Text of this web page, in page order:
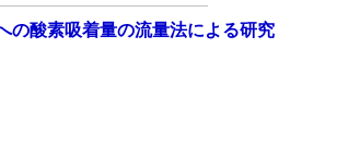
の酸素吸着量の流量法による研究